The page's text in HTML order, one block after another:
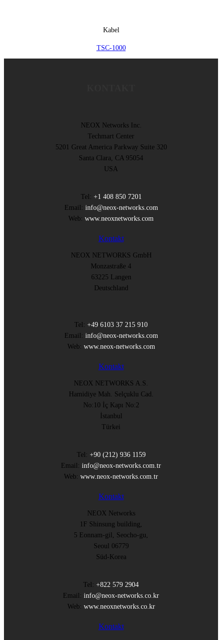
Kabel
TSC-1000
NEOX Networks Inc.
Techmart Center
5201 Great America Parkway Suite 320
Santa Clara, CA 95054
USA
Tel: +1 408 850 7201
Email: info@neox-networks.com
Web: www.neoxnetworks.com
Kontakt
NEOX NETWORKS GmbH
Monzastraße 4
63225 Langen
Deutschland
Tel: +49 6103 37 215 910
Email: info@neox-networks.com
Web: www.neox-networks.com
Kontakt
NEOX NETWORKS A.S.
Hamidiye Mah. Selçuklu Cad.
No:10 İç Kapı No:2
İstanbul
Türkei
Tel: +90 (212) 936 1159
Email: info@neox-networks.com.tr
Web: www.neox-networks.com.tr
Kontakt
NEOX Networks
1F Shinsung building,
5 Eonnam-gil, Seocho-gu,
Seoul 06779
Süd-Korea
Tel: +822 579 2904
Email: info@neox-networks.co.kr
Web: www.neoxnetworks.co.kr
Kontakt